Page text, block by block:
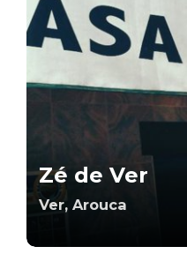
Zé de Ver
Ver, Arouca